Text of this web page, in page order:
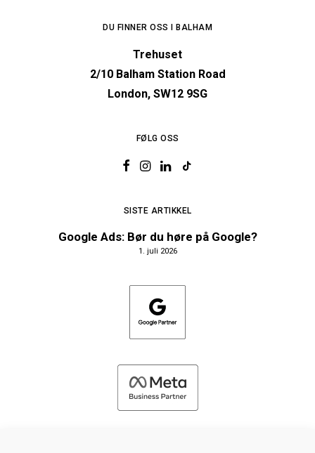
DU FINNER OSS I BALHAM
Trehuset
2/10 Balham Station Road
London, SW12 9SG
FØLG OSS
SISTE ARTIKKEL
Google Ads: Bør du høre på Google?
1. juli 2026